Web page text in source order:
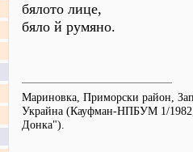
бялото лице,
бяло й румяно.
Мариновка, Приморски район,
Украйна (Кауфман-НПБУМ 1/
Донка").